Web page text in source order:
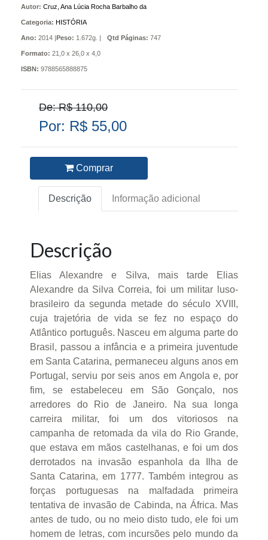
Autor: Cruz, Ana Lúcia Rocha Barbalho da
Categoria: HISTÓRIA
Ano: 2014 |Peso: 1.672g. | Qtd Páginas: 747
Formato: 21,0 x 26,0 x 4,0
ISBN: 9788565888875
De: R$ 110,00
Por: R$ 55,00
Comprar
Descrição Informação adicional
Descrição
Elias Alexandre e Silva, mais tarde Elias
Alexandre da Silva Correia, foi um militar luso-
brasileiro da segunda metade do século XVIII,
cuja trajetória de vida se fez no espaço do
Atlântico português. Nasceu em alguma parte do
Brasil, passou a infância e a primeira juventude
em Santa Catarina, permaneceu alguns anos em
Portugal, serviu por seis anos em Angola e, por
fim, se estabeleceu em São Gonçalo, nos
arredores do Rio de Janeiro. Na sua longa
carreira militar, foi um dos vitoriosos na
campanha de retomada da vila do Rio Grande,
que estava em mãos castelhanas, e foi um dos
derrotados na invasão espanhola da Ilha de
Santa Catarina, em 1777. Também integrou as
forças portuguesas na malfadada primeira
tentativa de invasão de Cabinda, na África. Mas
antes de tudo, ou no meio disto tudo, ele foi um
homem de letras, com incursões pelo mundo da